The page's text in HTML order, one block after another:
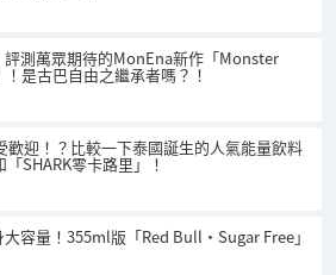
評測萬眾期待的MonEna新作「Monster
是古巴自由之繼承者嗎？！
歡迎！？比較一下泰國誕生的人氣能量飲料
「SHARK零卡路里」！
容量！355ml版「Red Bull・Sugar Free」